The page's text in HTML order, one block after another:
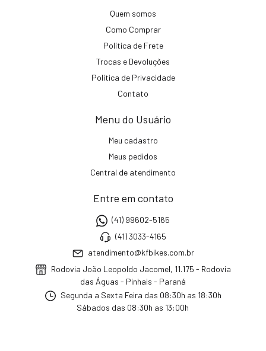
Quem somos
Como Comprar
Política de Frete
Trocas e Devoluções
Política de Privacidade
Contato
Menu do Usuário
Meu cadastro
Meus pedidos
Central de atendimento
Entre em contato
(41) 99602-5165
(41) 3033-4165
atendimento@kfbikes.com.br
Rodovia João Leopoldo Jacomel, 11.175 - Rodovia
das Águas - Pinhais - Paraná
Segunda a Sexta Feira das 08:30h as 18:30h
Sábados das 08:30h as 13:00h